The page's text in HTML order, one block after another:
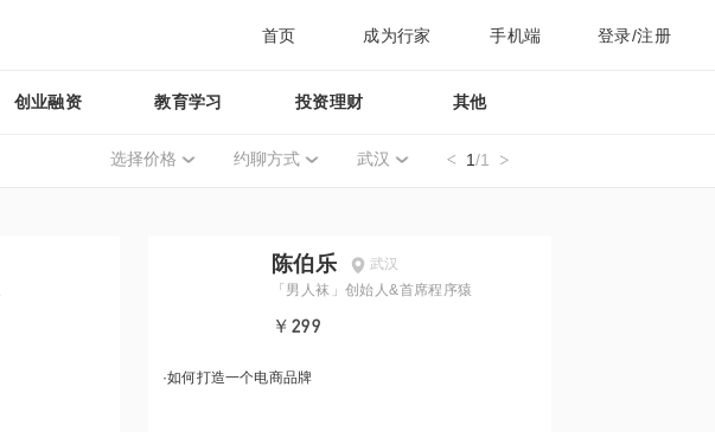
首页 成为行家 手机端 登录/注册
创业融资 教育学习 投资理财 其他
选择价格 约聊方式 武汉 1/1
陈伯乐
武汉
「男人袜」创始人&首席程序猿
￥299
·如何打造一个电商品牌